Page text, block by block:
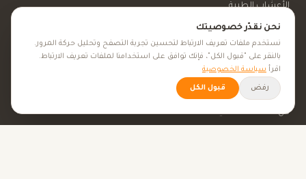
الأعشاب الطبية
الجمال والعناية
الأهداف الصحية
كل الأهداف الصحية
نحن نقدّر خصوصيتك
نستخدم ملفات تعريف الارتباط لتحسين تجربة التصفح وتحليل حركة المرور.
بالنقر على "قبول الكل"، فإنك توافق على استخدامنا لملفات تعريف الارتباط.
اقرأ سياسة الخصوصية
رفض قبول الكل